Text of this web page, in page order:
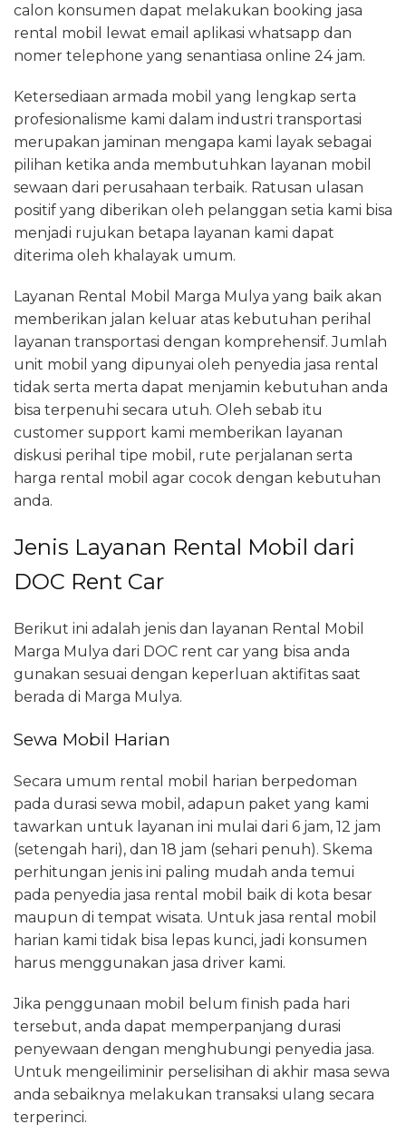
calon konsumen dapat melakukan booking jasa
rental mobil lewat email aplikasi whatsapp dan
nomer telephone yang senantiasa online 24 jam.
Ketersediaan armada mobil yang lengkap serta
profesionalisme kami dalam industri transportasi
merupakan jaminan mengapa kami layak sebagai
pilihan ketika anda membutuhkan layanan mobil
sewaan dari perusahaan terbaik. Ratusan ulasan
positif yang diberikan oleh pelanggan setia kami bisa
menjadi rujukan betapa layanan kami dapat
diterima oleh khalayak umum.
Layanan Rental Mobil Marga Mulya yang baik akan
memberikan jalan keluar atas kebutuhan perihal
layanan transportasi dengan komprehensif. Jumlah
unit mobil yang dipunyai oleh penyedia jasa rental
tidak serta merta dapat menjamin kebutuhan anda
bisa terpenuhi secara utuh. Oleh sebab itu
customer support kami memberikan layanan
diskusi perihal tipe mobil, rute perjalanan serta
harga rental mobil agar cocok dengan kebutuhan
anda.
Jenis Layanan Rental Mobil dari
DOC Rent Car
Berikut ini adalah jenis dan layanan Rental Mobil
Marga Mulya dari DOC rent car yang bisa anda
gunakan sesuai dengan keperluan aktifitas saat
berada di Marga Mulya.
Sewa Mobil Harian
Secara umum rental mobil harian berpedoman
pada durasi sewa mobil, adapun paket yang kami
tawarkan untuk layanan ini mulai dari 6 jam, 12 jam
(setengah hari), dan 18 jam (sehari penuh). Skema
perhitungan jenis ini paling mudah anda temui
pada penyedia jasa rental mobil baik di kota besar
maupun di tempat wisata. Untuk jasa rental mobil
harian kami tidak bisa lepas kunci, jadi konsumen
harus menggunakan jasa driver kami.
Jika penggunaan mobil belum finish pada hari
tersebut, anda dapat memperpanjang durasi
penyewaan dengan menghubungi penyedia jasa.
Untuk mengeiliminir perselisihan di akhir masa sewa
anda sebaiknya melakukan transaksi ulang secara
terperinci.